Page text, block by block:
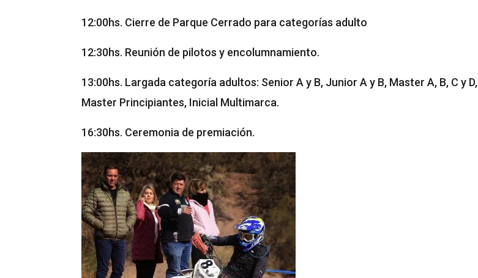
12:00hs. Cierre de Parque Cerrado para categorías adulto
12:30hs. Reunión de pilotos y encolumnamiento.
13:00hs. Largada categoría adultos: Senior A y B, Junior A y B, Master A, B, C y D,
Master Principiantes, Inicial Multimarca.
16:30hs. Ceremonia de premiación.